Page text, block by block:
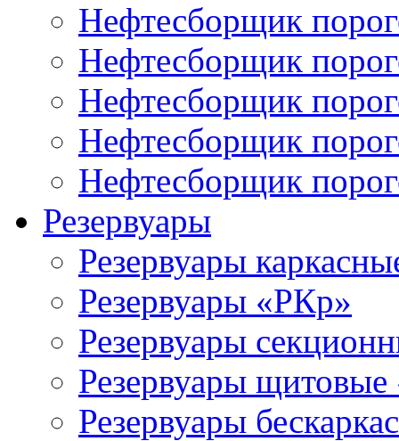
Нефтесборщик
Нефтесборщик
Нефтесборщик
Нефтесборщик
Нефтесборщик
Резервуары
Резервуары
Резервуары «РКр»
Резервуары
Резервуары
Резервуары